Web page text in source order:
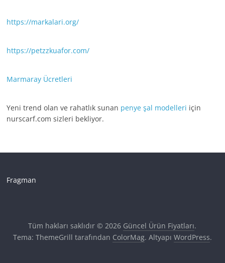
https://markalari.org/
https://petzzkuafor.com/
Marmaray Ücretleri
Yeni trend olan ve rahatlık sunan penye şal modelleri için
nurscarf.com sizleri bekliyor.
Fragman
Tüm hakları saklıdır © 2026 Güncel Ürün Fiyatları.
Tema: ThemeGrill tarafından ColorMag. Altyapı WordPress.